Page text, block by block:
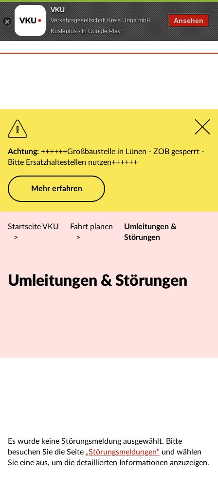
Achtung: ++++++Großbaustelle in Lünen - ZOB gesperrt -
Bitte Ersatzhaltestellen nutzen++++++
Mehr erfahren
Startseite VKU
>
Fahrt planen
>
Umleitungen &
Störungen
Umleitungen & Störungen
Es wurde keine Störungsmeldung ausgewählt. Bitte
besuchen Sie die Seite „Störungsmeldungen“ und wählen
Sie eine aus, um die detaillierten Informationen anzuzeigen.
VKU
Verkehrsgesellschaft Kreis Unna mbH
Kostenlos - In Google Play
Ansehen